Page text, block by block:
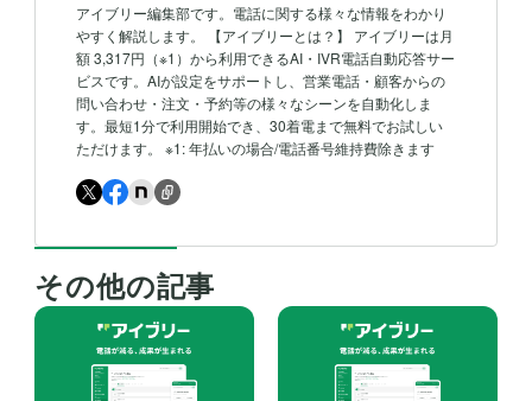
アイブリー編集部です。電話に関する様々な情報をわかり
やすく解説します。 【アイブリーとは？】 アイブリーは月
額 3,317円（※1）から利用できるAI・IVR電話自動応答サー
ビスです。AIが設定をサポートし、営業電話・顧客からの
問い合わせ・注文・予約等の様々なシーンを自動化しま
す。最短1分で利用開始でき、30着電まで無料でお試しい
ただけます。 ※1: 年払いの場合/電話番号維持費除きます
その他の記事